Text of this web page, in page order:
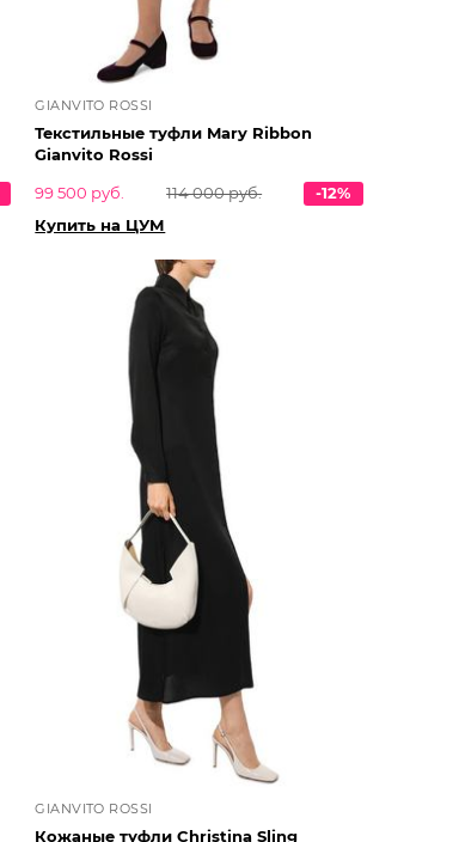
GIANVITO ROSSI
Текстильные туфли Mary Ribbon
Gianvito Rossi
99 500 руб.
114 000 руб.
-12%
Купить на ЦУМ
GIANVITO ROSSI
Кожаные туфли Christina Sling